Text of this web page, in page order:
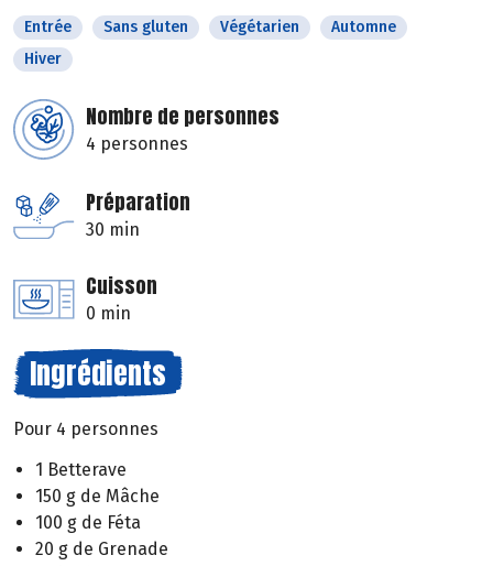
Entrée Sans gluten Végétarien
Automne
Hiver
Nombre de personnes
4 personnes
Préparation
30 min
Cuisson
0 min
Ingrédients
Pour 4 personnes
1 Betterave
150 g de Mâche
100 g de Féta
20 g de Grenade